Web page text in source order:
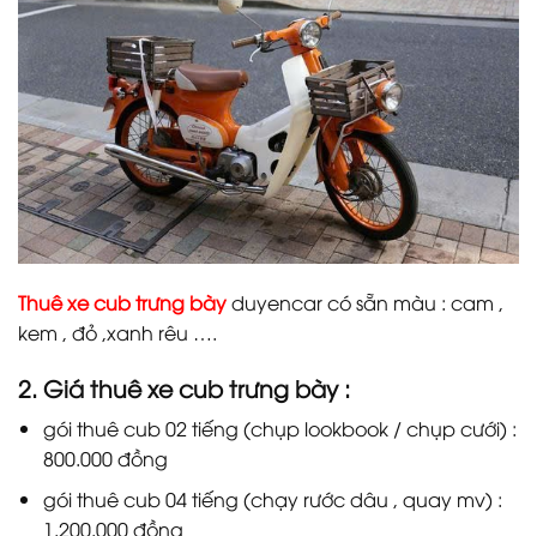
Thuê xe cub trưng bàyduyencar có sẵn màu : cam ,
kem , đỏ ,xanh rêu ….
2. Giá thuê xe cub trưng bày :
gói thuê cub 02 tiếng (chụp lookbook / chụp cưới) :
800.000 đồng
gói thuê cub 04 tiếng (chạy rước dâu , quay mv) :
1.200.000 đồng